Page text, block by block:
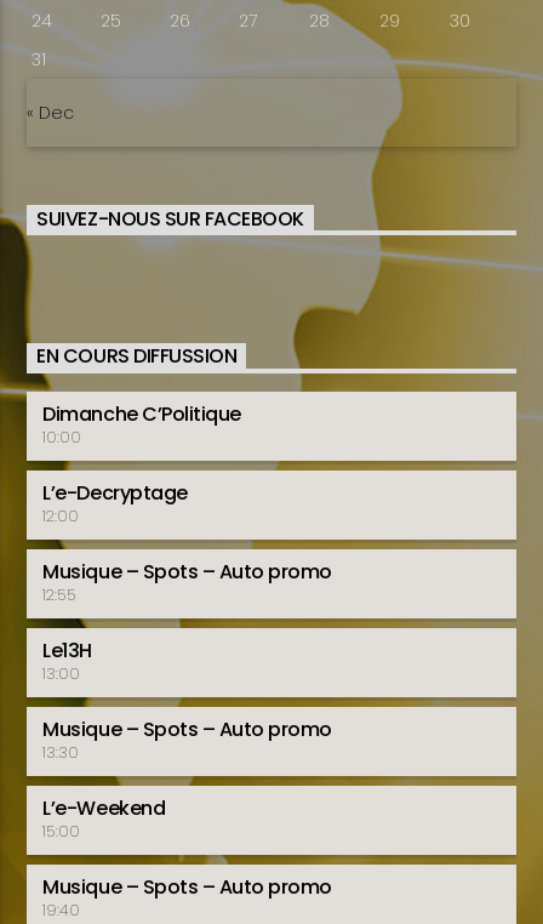
24
25 26 27 28 29
30
31
« Dec
SUIVEZ-NOUS SUR FACEBOOK
EN COURS DIFFUSSION
Dimanche C’Politique
10:00
L’e-Decryptage
12:00
Musique – Spots – Auto promo
12:55
Le13H
13:00
Musique – Spots – Auto promo
13:30
L’e-Weekend
15:00
Musique – Spots – Auto promo
19:40